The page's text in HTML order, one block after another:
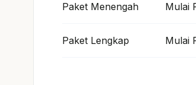
Paket Menengah Mulai
Paket Lengkap Mulai